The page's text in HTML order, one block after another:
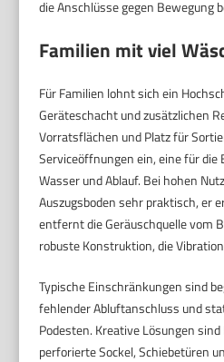
die Anschlüsse gegen Bewegung
Familien mit viel
Für Familien lohnt sich ein
Geräteschacht und zusätzlichen
Vorratsflächen und Platz für
Serviceöffnungen ein, eine für
Wasser und Ablauf. Bei hohen
Auszugsboden sehr praktisch, er
entfernt die Geräuschquelle vom
robuste Konstruktion, die
Typische Einschränkungen sind
fehlender Abluftanschluss und
Podesten. Kreative Lösungen
perforierte Sockel, Schiebetüren